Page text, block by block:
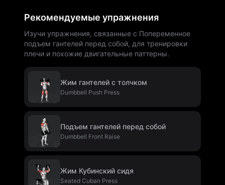
Рекомендуемые упражнения
Изучи упражнения, связанные с Попеременное
подъем гантелей перед собой, для тренировки
плечи и похожие двигательные паттерны.
Жим гантелей с толчком
Dumbbell Push Press
Подъем гантелей перед собой
Dumbbell Front Raise
Жим Кубинский сидя
Seated Cuban Press